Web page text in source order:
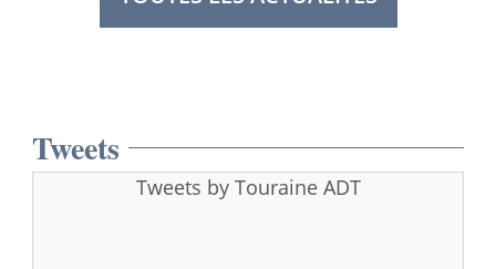
Tweets
Tweets by Touraine ADT